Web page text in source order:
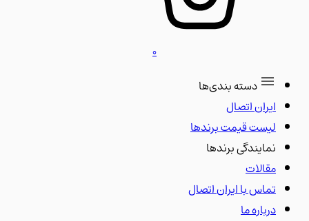
دسته بندی‌ها
ایران اتصال
لیست قیمت برندها
نمایندگی برندها
مقالات
تماس با ایران اتصال
درباره ما